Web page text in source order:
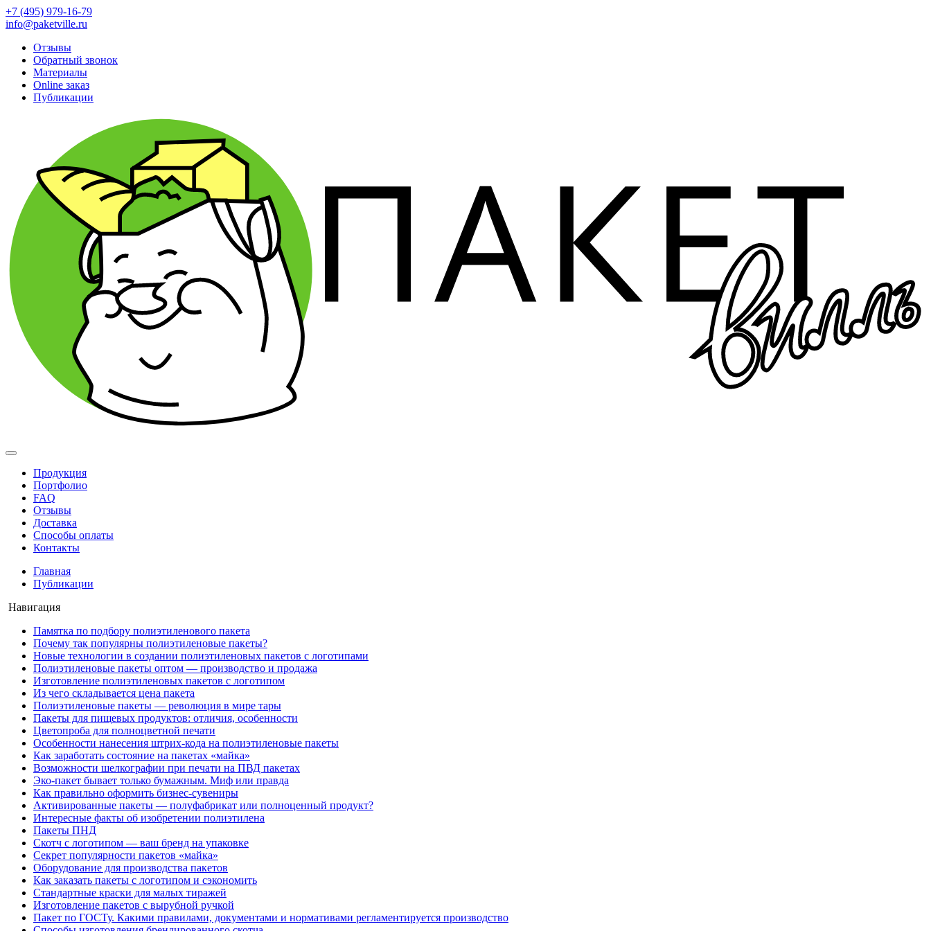
+7 (495) 979-16-79
info@paketville.ru
Отзывы
Обратный звонок
Материалы
Online заказ
Публикации
Продукция
Портфолио
FAQ
Отзывы
Доставка
Способы оплаты
Контакты
Главная
Публикации
Навигация
Памятка по подбору полиэтиленового пакета
Почему так популярны полиэтиленовые пакеты?
Новые технологии в создании полиэтиленовых пакетов с логотипами
Полиэтиленовые пакеты оптом — производство и продажа
Изготовление полиэтиленовых пакетов с логотипом
Из чего складывается цена пакета
Полиэтиленовые пакеты — революция в мире тары
Пакеты для пищевых продуктов: отличия, особенности
Цветопроба для полноцветной печати
Особенности нанесения штрих-кода на полиэтиленовые пакеты
Как заработать состояние на пакетах «майка»
Возможности шелкографии при печати на ПВД пакетах
Эко-пакет бывает только бумажным. Миф или правда
Как правильно оформить бизнес-сувениры
Активированные пакеты — полуфабрикат или полноценный продукт?
Интересные факты об изобретении полиэтилена
Пакеты ПНД
Скотч с логотипом — ваш бренд на упаковке
Секрет популярности пакетов «майка»
Оборудование для производства пакетов
Как заказать пакеты с логотипом и сэкономить
Стандартные краски для малых тиражей
Изготовление пакетов с вырубной ручкой
Пакет по ГОСТу. Какими правилами, документами и нормативами регламентируется производство